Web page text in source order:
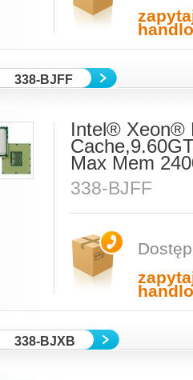
338-BJFF
Intel® Xeon®
Max Mem
338-BJFF
338-BJXB